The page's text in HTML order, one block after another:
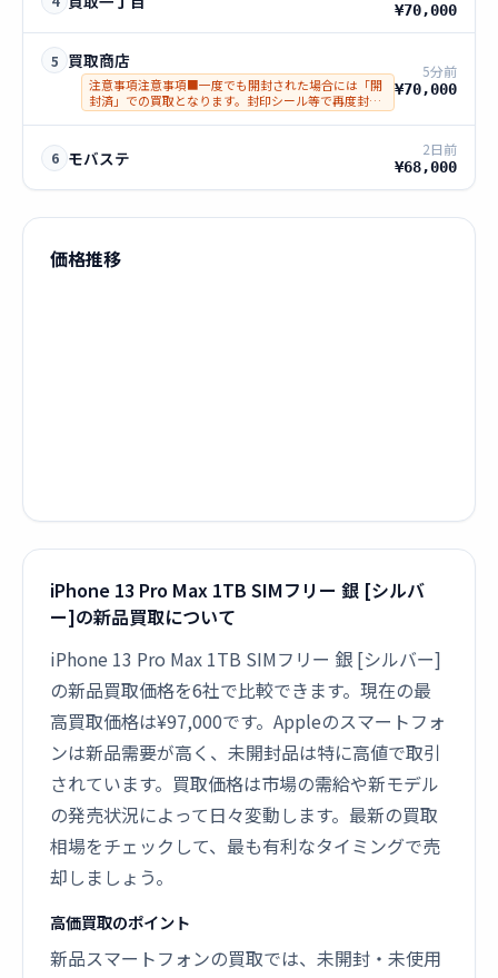
¥70,000
5 買取商店
注意事項注意事項■一度でも開封された場合には「開
封済」での買取となります。封印シール等で再度封を
した商品は着払いにて返却し、悪質な方は詐欺にて警
察へ通報いたします。■偽物につきまして発覚した場
5分前
¥70,000
6 モバステ 2日前
¥68,000
価格推移
iPhone 13 Pro Max 1TB SIMフリー 銀 [シルバ
ー]の新品買取について
iPhone 13 Pro Max 1TB SIMフリー 銀 [シルバー]
の新品買取価格を6社で比較できます。現在の最
高買取価格は¥97,000です。Appleのスマートフォ
ンは新品需要が高く、未開封品は特に高値で取引
されています。買取価格は市場の需給や新モデル
の発売状況によって日々変動します。最新の買取
相場をチェックして、最も有利なタイミングで売
却しましょう。
高価買取のポイント
新品スマートフォンの買取では、未開封・未使用